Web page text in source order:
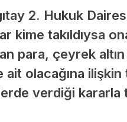
2. Hukuk
kime takıldıysa
para, çeyrek
ait olacağına
verdiği kararla